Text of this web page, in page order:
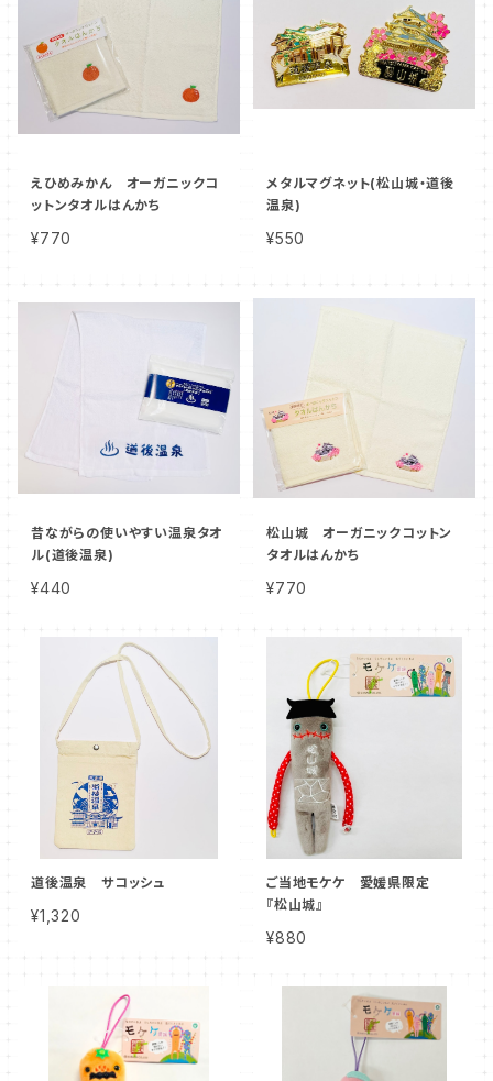
えひめみかん オーガニックコ
ットンタオルはんかち
¥770
メタルマグネット(松山城・道後
温泉)
¥550
昔ながらの使いやすい温泉タオ
ル(道後温泉)
¥440
松山城 オーガニックコットン
タオルはんかち
¥770
道後温泉 サコッシュ
¥1,320
ご当地モケケ 愛媛県限定
『松山城』
¥880